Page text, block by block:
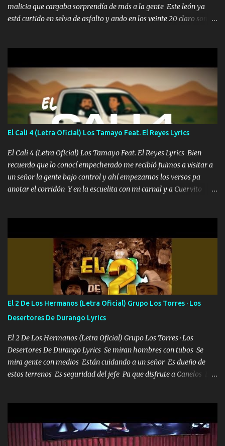
malicia que cargaba sorprendía de más a la gente Este león ya
está curtido en selva de asfalto y ando en los veinte 20 claro son
pa más pues hay charola les voy a dar hasta topar pues no hay de
otra Música Surcando bien mi camino voy por mi línea no veo a
los lados aquel que no corre vuela no se me duerm voy chicoteado
Ya pasé varias hazañas ya tienen rato que me agarran el colmillo
de este León los estatales no sé esperaron Al tiro esta la PrimiZa
también la nueve que cargo al lado doy la mano al que su amigo y
al traicionero damos pa abajo Y No me paran aquí hay pa más
pues hay charola les voy a dar hasta topar pues no hay de otra...
El Cali 4 (Letra Oficial) Los Tamayo Feat. El Reyes Lyrics
El Cali 4 (Letra Oficial) Los Tamayo Feat. El Reyes Lyrics Bien
recuerdo que lo conocí empecherado me recibió fuimos a visitar a
un señor la gente bajo control y ahí empezamos los versos pa
anotar el corridón Y en la escuelita con mi carnal y a Cuervito
camisa es color Verde y peleam0s la Bandera por todita a la ciudad
con los drones patrullando la Frontera De Tijuana Bulevares
Bellas Artes me ve en las blancas ya hace falta mi APA FLACO
verde se le extraña pa que sepan Aquí Pura GENTE DE LA RANA 🐸
POR CLAVE ES EL CALI 4 EN LA CIUDAD TIJUANA Música Al
tirante andamos mi carnal atento a cualquier necesidad no porque
se ve limpio el camino nos confiamos al andar y nunca con la
misma piedra me vuelvo a tropezar Cuando ando de enamorado
en corto me tiró a per...
El 2 De Los Hermanos (Letra Oficial) Grupo Los Torres · Los
Desertores De Durango Lyrics
El 2 De Los Hermanos (Letra Oficial) Grupo Los Torres · Los
Desertores De Durango Lyrics Se miran hombres con tubos Se
mira gente con medios Están cuidando a un señor Es dueño de
estos terrenos Es seguridad del jefe Pa que disfrute a Canelos Es
ni tampoco las mujeres porque es platica de grandes por eso hay
que estar alegres doy las instrucciones para atender los deberes